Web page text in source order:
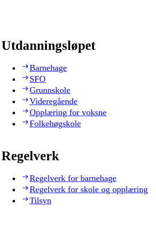
Utdanningsløpet
Barnehage
SFO
Grunnskole
Videregående
Opplæring for voksne
Folkehøgskole
Regelverk
Regelverk for barnehage
Regelverk for skole og opplæring
Tilsyn